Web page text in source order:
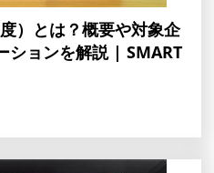
）とは？概要や対象企
ションを解説 | SMART